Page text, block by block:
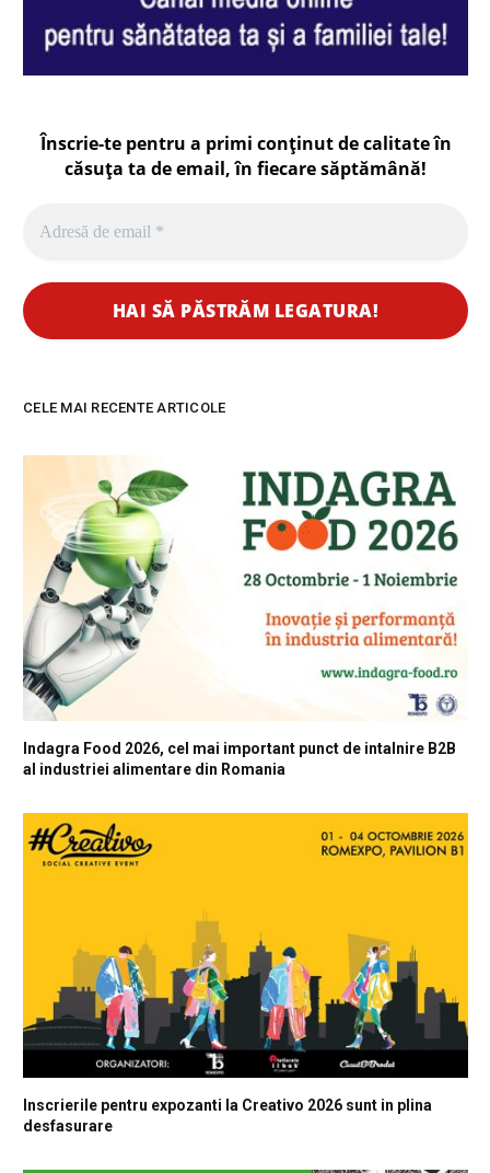
Înscrie-te pentru a primi conținut de calitate în
căsuța ta de email, în fiecaresăptămână!
CELE MAI RECENTE ARTICOLE
Indagra Food 2026, cel mai important punct de intalnire B2B
al industriei alimentare din Romania
Inscrierile pentru expozanti la Creativo 2026 sunt in plina
desfasurare